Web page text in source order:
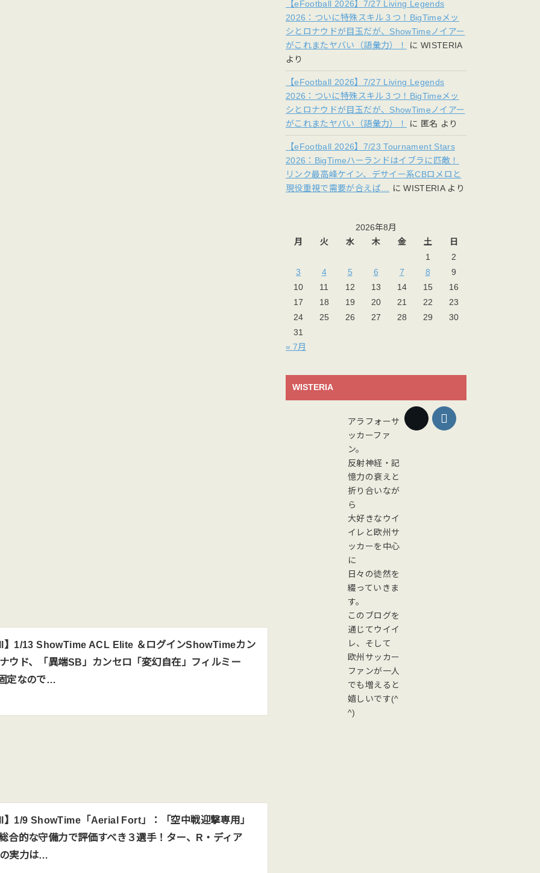
】1/13 ShowTime ACL Elite ＆ログインShowTimeカン
ウド、「異端SB」カンセロ「変幻自在」フィルミー
定なので…
】1/9 ShowTime「Aerial Fort」：「空中戦迎撃専用」
合的な守備力で評価すべき３選手！ター、R・ディア
実力は…
【eFootball 2026】7/27 Living Legends
2026：ついに特殊スキル３つ！BigTimeメッ
シとロナウドが目玉だが、ShowTimeノイアー
がこれまたヤバい（語彙力）！
に WISTERIA
より
【eFootball 2026】7/27 Living Legends
2026：ついに特殊スキル３つ！BigTimeメッ
シとロナウドが目玉だが、ShowTimeノイアー
がこれまたヤバい（語彙力）！
に 匿名 より
【eFootball 2026】7/23 Tournament Stars
2026：BigTimeハーランドはイブラに匹敵！
リンク最高峰ケイン、デサイー系CBロメロと
現役重視で需要が合えば… にWISTERIAより
2026年8月
月
火 水 木 金 土
日
1
2
3
4 5 6 7 8
9
10
11 12 13 14 15
16
17
18 19 20 21 22
23
24
25 26 27 28 29
30
31
« 7月
WISTERIA
アラフォーサ
ッカーファ
ン。
反射神経・記
憶力の衰えと
折り合いなが
ら
大好きなウイ
イレと欧州サ
ッカーを中心
に
日々の徒然を
綴っていきま
す。
このブログを
通じてウイイ
レ、そして
欧州サッカー
ファンが一人
でも増えると
嬉しいです(^
^)